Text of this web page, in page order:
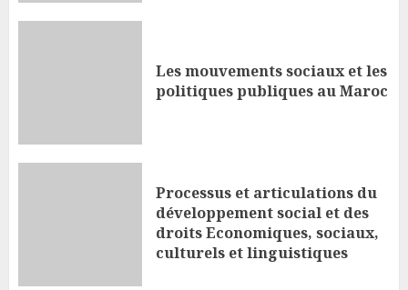
Les mouvements sociaux et les
politiques publiques au Maroc
Processus et articulations du
développement social et des
droits Economiques, sociaux,
culturels et linguistiques